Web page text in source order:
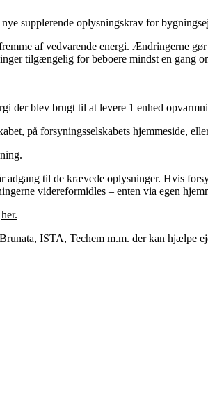
supplerende oplysningskrav for
af vedvarende energi. Ændringerne
tilgængelig for beboere mindst en gang
der blev brugt til at levere 1 enhed
på forsyningsselskabets hjemmeside,
adgang til de krævede oplysninger. Hvis
videreformidles – enten via egen
her.
ISTA, Techem m.m. der kan hjælpe